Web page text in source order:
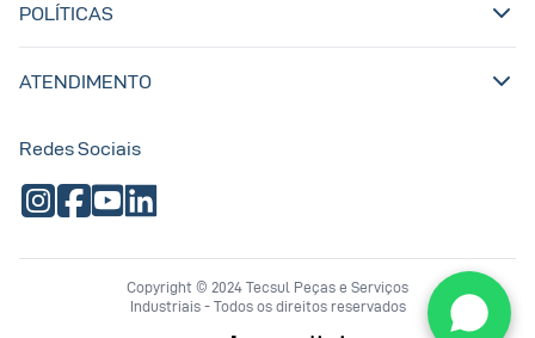
POLÍTICAS
ATENDIMENTO
Redes Sociais
Copyright © 2024 Tecsul Peças e Serviços
Industriais - Todos os direitos reservados